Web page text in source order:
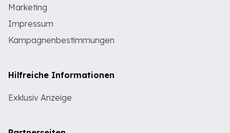
Marketing
Impressum
Kampagnenbestimmungen
Hilfreiche Informationen
Exklusiv Anzeige